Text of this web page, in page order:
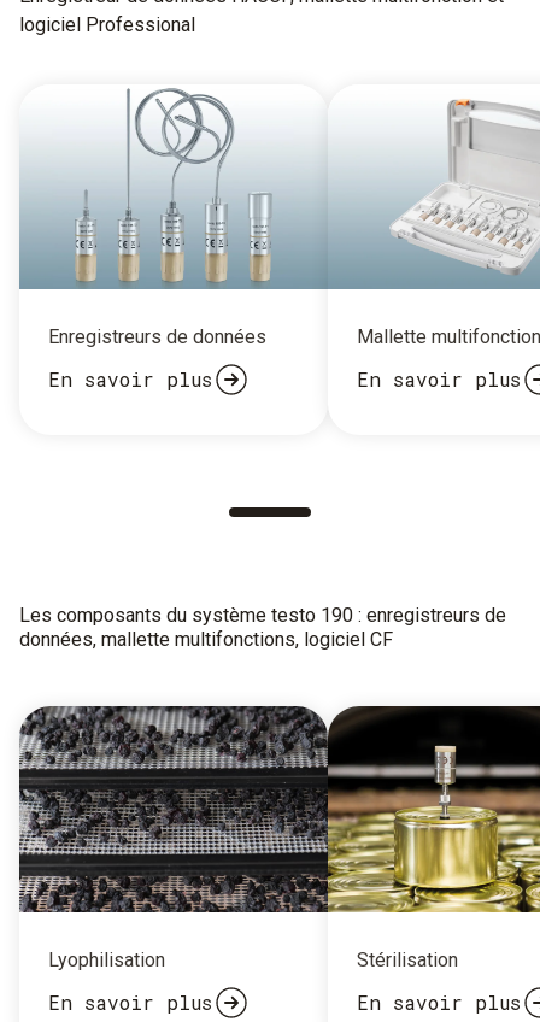
logiciel Professional
Enregistreurs de données
En savoir plus
Mallette multifonction
En savoir plus
Les composants du système testo 190 : enregistreurs de
données, mallette multifonctions, logiciel CF
Lyophilisation
En savoir plus
Stérilisation
En savoir plus